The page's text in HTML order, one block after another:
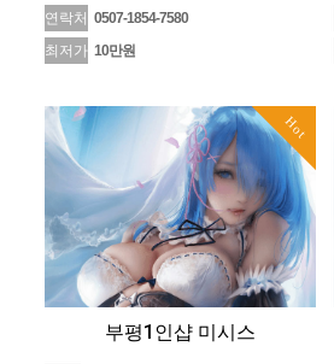
연락처 0507-1854-7580
최저가 10만원
Hot
부평1인샵 미시스